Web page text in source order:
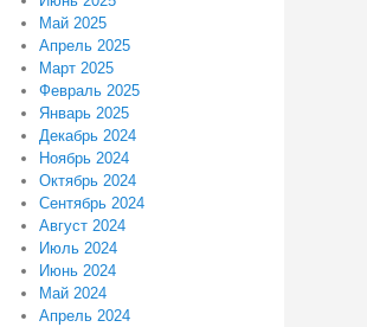
Май 2025
Апрель 2025
Март 2025
Февраль 2025
Январь 2025
Декабрь 2024
Ноябрь 2024
Октябрь 2024
Сентябрь 2024
Август 2024
Июль 2024
Июнь 2024
Май 2024
Апрель 2024